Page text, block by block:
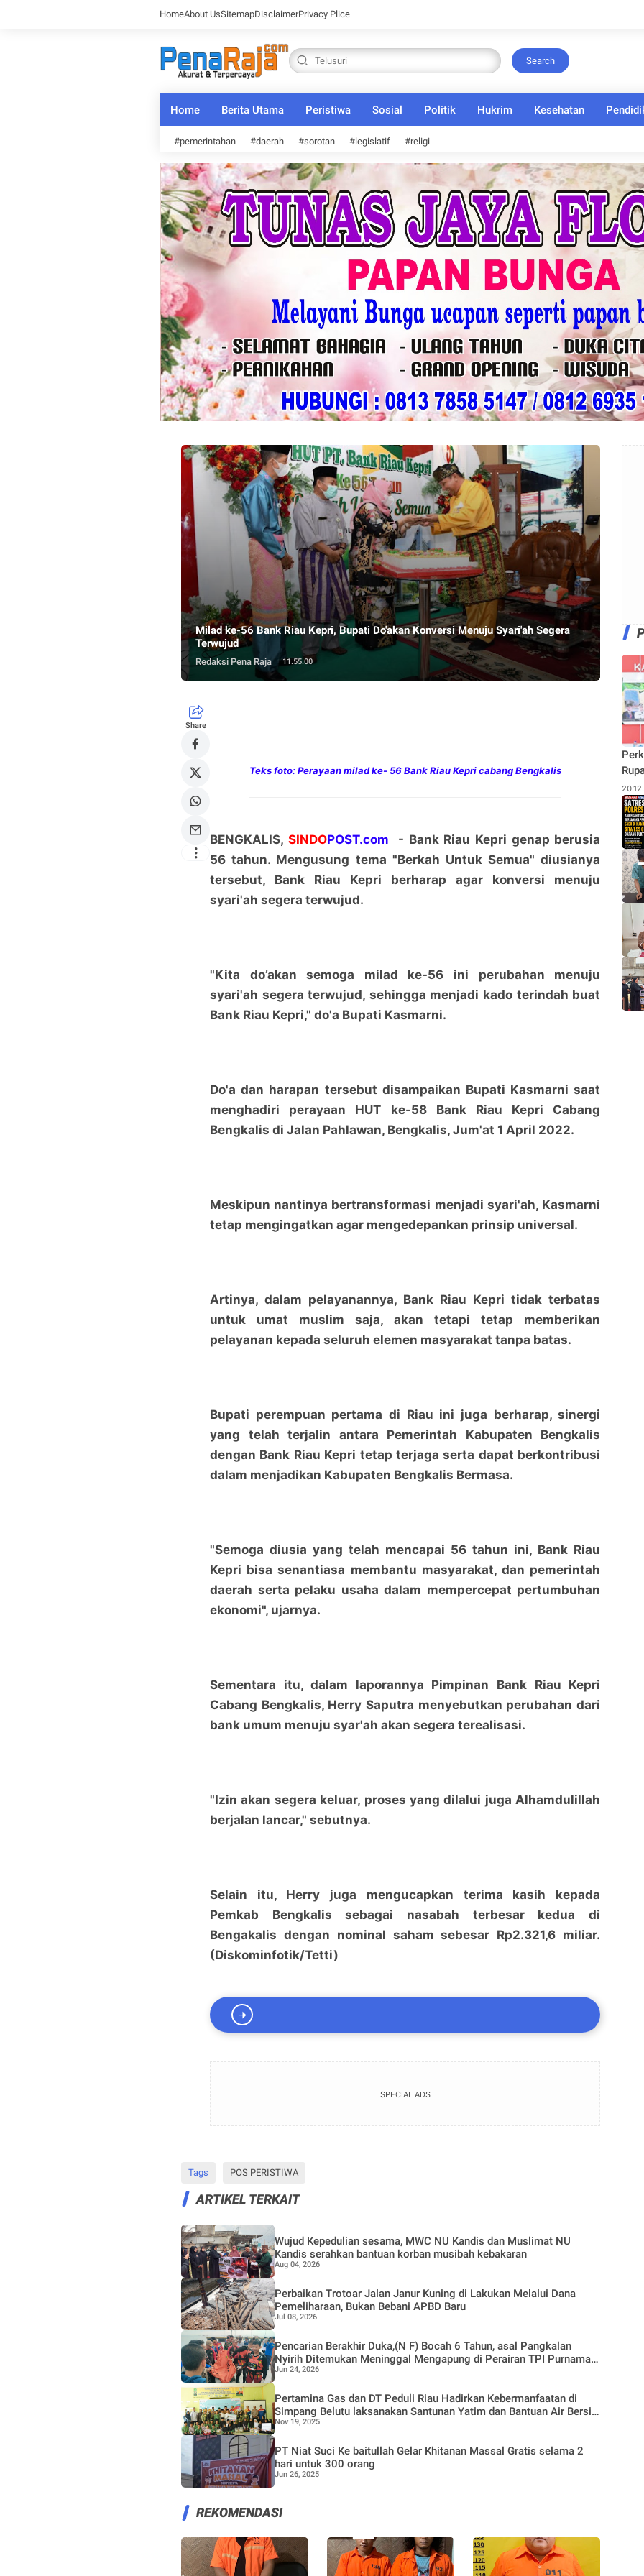
HomeAbout UsSitemapDisclaimerPrivacy Plice
Search
Home Berita Utama Peristiwa Sosial Politik Hukrim Kesehatan
#pemerintahan #daerah #sorotan #legislatif #religi
Milad ke-56 Bank Riau Kepri, Bupati Do'akan Konversi Menuju Syari'ah Segera
Terwujud
Redaksi Pena Raja 11.55.00
Share
penaraja.com
Bagikan ke media lain
Teks foto: Perayaan milad ke- 56 Bank Riau Kepri cabang Bengkalis
BENGKALIS, SINDOPOST.com - Bank Riau Kepri genap berusia
56 tahun. Mengusung tema "Berkah Untuk Semua" diusianya
tersebut, Bank Riau Kepri berharap agar konversi menuju
syari'ah segera terwujud.
"Kita do’akan semoga milad ke-56 ini perubahan menuju
syari'ah segera terwujud, sehingga menjadi kado terindah buat
Bank Riau Kepri," do'a Bupati Kasmarni.
Do'a dan harapan tersebut disampaikan Bupati Kasmarni saat
menghadiri perayaan HUT ke-58 Bank Riau Kepri Cabang
Bengkalis di Jalan Pahlawan, Bengkalis, Jum'at 1 April 2022.
Meskipun nantinya bertransformasi menjadi syari'ah, Kasmarni
tetap mengingatkan agar mengedepankan prinsip universal.
Artinya, dalam pelayanannya, Bank Riau Kepri tidak terbatas
untuk umat muslim saja, akan tetapi tetap memberikan
pelayanan kepada seluruh elemen masyarakat tanpa batas.
Bupati perempuan pertama di Riau ini juga berharap, sinergi
yang telah terjalin antara Pemerintah Kabupaten Bengkalis
dengan Bank Riau Kepri tetap terjaga serta dapat berkontribusi
dalam menjadikan Kabupaten Bengkalis Bermasa.
"Semoga diusia yang telah mencapai 56 tahun ini, Bank Riau
Kepri bisa senantiasa membantu masyarakat, dan pemerintah
daerah serta pelaku usaha dalam mempercepat pertumbuhan
ekonomi", ujarnya.
Sementara itu, dalam laporannya Pimpinan Bank Riau Kepri
Cabang Bengkalis, Herry Saputra menyebutkan perubahan dari
bank umum menuju syar'ah akan segera terealisasi.
"Izin akan segera keluar, proses yang dilalui juga Alhamdulillah
berjalan lancar," sebutnya.
Selain itu, Herry juga mengucapkan terima kasih kepada
Pemkab Bengkalis sebagai nasabah terbesar kedua di
Bengakalis dengan nominal saham sebesar Rp2.321,6 miliar.
(Diskominfotik/Tetti)
SPECIAL ADS
Tags POS PERISTIWA
penaraja.com
Bagikan ke media lain
ARTIKEL TERKAIT
Wujud Kepedulian sesama, MWC NU Kandis dan Muslimat NU
Kandis serahkan bantuan korban musibah kebakaran
Aug 04, 2026
Perbaikan Trotoar Jalan Janur Kuning di Lakukan Melalui Dana
Pemeliharaan, Bukan Bebani APBD Baru
Jul 08, 2026
Pencarian Berakhir Duka,(N F) Bocah 6 Tahun, asal Pangkalan
Nyirih Ditemukan Meninggal Mengapung di Perairan TPI Purnama
Dumai
Jun 24, 2026
Pertamina Gas dan DT Peduli Riau Hadirkan Kebermanfaatan di
Simpang Belutu laksanakan Santunan Yatim dan Bantuan Air Bersih
untuk Pesantren Zain Nurullah
Nov 19, 2025
PT Niat Suci Ke baitullah Gelar Khitanan Massal Gratis selama 2
hari untuk 300 orang
Jun 26, 2025
REKOMENDASI
Rhu